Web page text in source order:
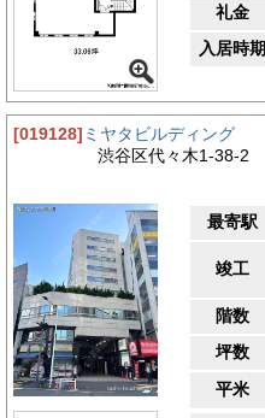
礼金
入居時期
[019128] ミヤタビルディング
渋谷区代々木1-38-2
最寄駅
竣工
階数
坪数
平米